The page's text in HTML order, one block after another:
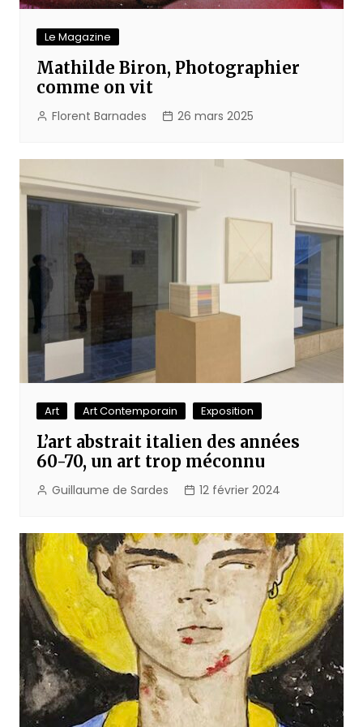
Le Magazine
Mathilde Biron, Photographier
comme on vit
Florent Barnades 26 mars 2025
Art Art Contemporain Exposition
L’art abstrait italien des années
60-70, un art trop méconnu
Guillaume de Sardes 12 février 2024